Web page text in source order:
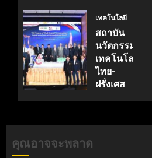
TNI
Day
2026
ฉลอง
ครบรอบ
19 ปี
เทคโนโลยี
สถาบัน
นวัตกรรม
เทคโนโลยี
ไทย-
ฝรั่งเศส
36 ปีแห่ง
คุณอาจจะพลาด